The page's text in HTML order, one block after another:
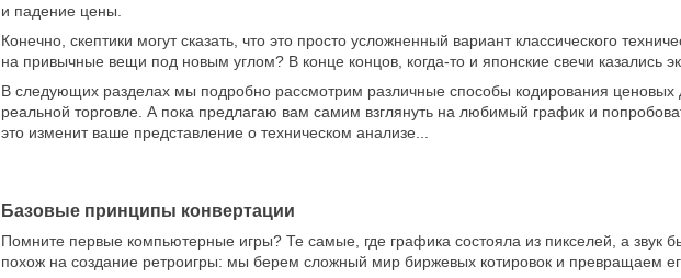
и падение цены.
Конечно, скептики могут сказать, что это просто усложненный вариант классического
на привычные вещи под новым углом? В конце концов, когда-то и японские свечи казались
В следующих разделах мы подробно рассмотрим различные способы кодирования
реальной торговле. А пока предлагаю вам самим взглянуть на любимый график и
это изменит ваше представление о техническом анализе...
Базовые принципы конвертации
Помните первые компьютерные игры? Те самые, где графика состояла из пикселей, а звук
похож на создание ретроигры: мы берем сложный мир биржевых котировок и превращаем